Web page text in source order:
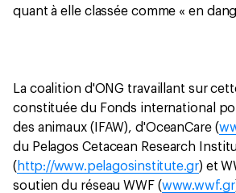
quant à elle classée comme « en
La coalition d'ONG travaillant sur
constituée du Fonds international
des animaux (IFAW), d'OceanCare (
du Pelagos Cetacean Research
( http://www.pelagosinstitute.gr) et
soutien du réseau WWF (www.wwf.gr